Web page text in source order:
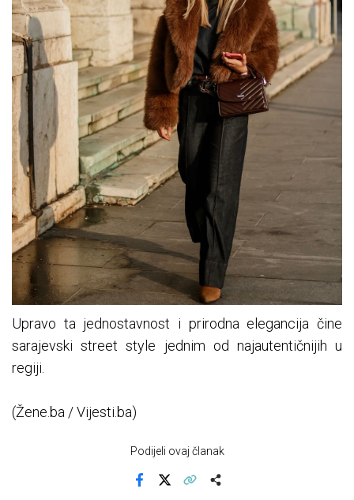
Upravo ta jednostavnost i prirodna elegancija čine
sarajevski street style jednim od najautentičnijih u
regiji.
(Žene.ba / Vijesti.ba)
Podijeli ovaj članak
Facebook